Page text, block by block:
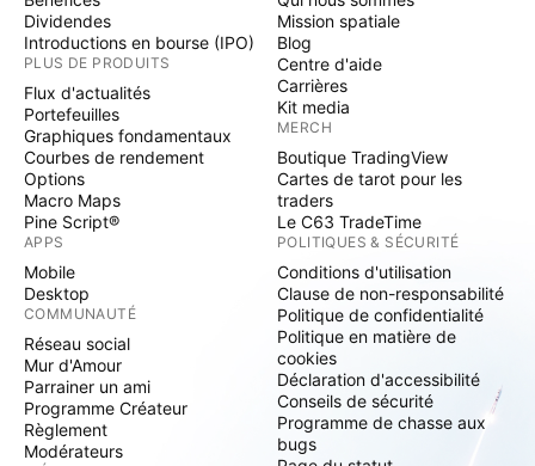
Dividendes
Introductions en bourse (IPO)
PLUS DE PRODUITS
Flux d'actualités
Portefeuilles
Graphiques fondamentaux
Courbes de rendement
Options
Macro Maps
Pine Script®
APPS
Mobile
Desktop
COMMUNAUTÉ
Réseau social
Mur d'Amour
Parrainer un ami
Programme Créateur
Règlement
Modérateurs
Mission spatiale
Blog
Centre d'aide
Carrières
Kit media
MERCH
Boutique TradingView
Cartes de tarot pour les
traders
Le C63 TradeTime
POLITIQUES & SÉCURITÉ
Conditions d'utilisation
Clause de non-responsabilité
Politique de confidentialité
Politique en matière de
cookies
Déclaration d'accessibilité
Conseils de sécurité
Programme de chasse aux
bugs